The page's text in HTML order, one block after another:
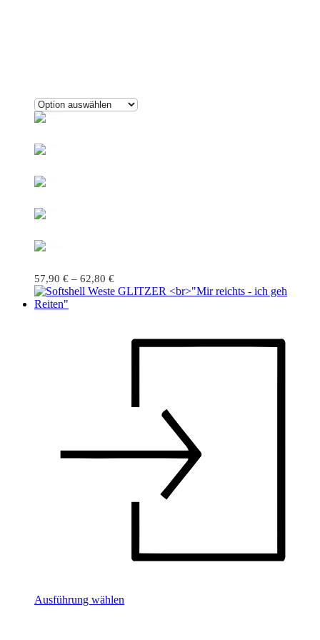
57,90 € – 62,80 €
Ausführung wählen